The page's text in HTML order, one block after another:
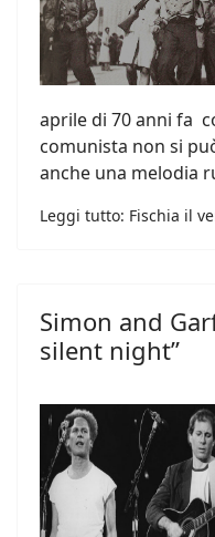
aprile di 70 anni fa
comunista non si
anche una melodia
Leggi tutto: Fischia il
Simon and
silent night”